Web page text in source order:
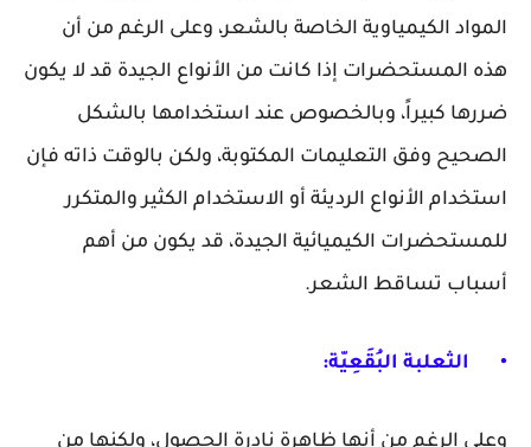
المواد الكيمياوية الخاصة بالشعر، وعلى الرغم من أن
هذه المستحضرات إذا كانت من الأنواع الجيدة قد لا يكون
ضررها كبيراً، وبالخصوص عند استخدامها بالشكل
الصحيح وفق التعليمات المكتوبة، ولكن بالوقت ذاته فإن
استخدام الأنواع الرديئة أو الاستخدام الكثير والمتكرر
للمستحضرات الكيميائية الجيدة، قد يكون من أهم
أسباب تساقط الشعر.
• الثعلبة البُقَعِيّة:
وعلى الرغم من أنها ظاهرة نادرة الحصول، ولكنها من